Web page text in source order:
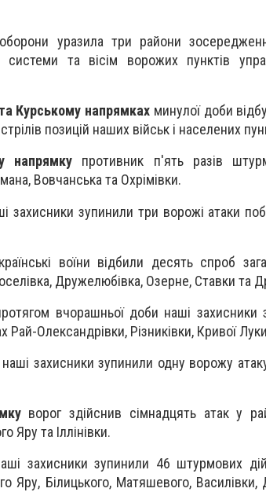
уразила три райони
системи та вісім ворожих пунктів
Курському напрямках минулої доби
позицій наших військ і населених
напрямку противник п'ять разів
Вовчанська та Охрімівки.
захисники зупинили три ворожі атаки
воїни відбили десять спроб
Дружелюбівка, Озерне, Ставки та
вчорашньої доби наші захисники
Рай-Олександрівки, Різниківки, Кривої
захисники зупинили одну ворожу
ворог здійснив сімнадцять атак у
Яру та Іллінівки.
захисники зупинили 46 штурмових
Яру, Білицького, Матяшевого, Василівки,